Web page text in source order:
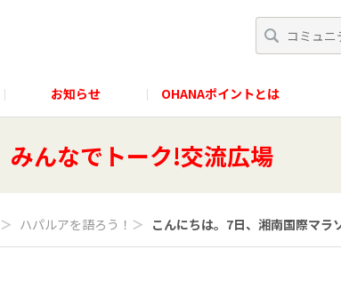
お知らせ OHANAポイントとは
みんなでトーク!交流広場
＞ ハパルアを語ろう！ ＞ こんにちは。7日、湘南国際マラ